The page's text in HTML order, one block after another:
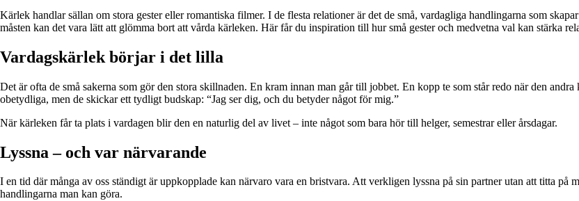
Kärlek handlar sällan om stora gester eller romantiska filmer. I de flesta relationer är det de små, vardagliga handlingarna som
måsten kan det vara lätt att glömma bort att vårda kärleken. Här får du inspiration till hur små gester och medvetna val kan stärka
Vardagskärlek börjar i det lilla
Det är ofta de små sakerna som gör den stora skillnaden. En kram innan man går till jobbet. En kopp te som står redo när den
obetydliga, men de skickar ett tydligt budskap: “Jag ser dig, och du betyder något för mig.”
När kärleken får ta plats i vardagen blir den en naturlig del av livet – inte något som bara hör till helger, semestrar eller årsdagar.
Lyssna – och var närvarande
I en tid där många av oss ständigt är uppkopplade kan närvaro vara en bristvara. Att verkligen lyssna på sin partner utan att titta på
handlingarna man kan göra.